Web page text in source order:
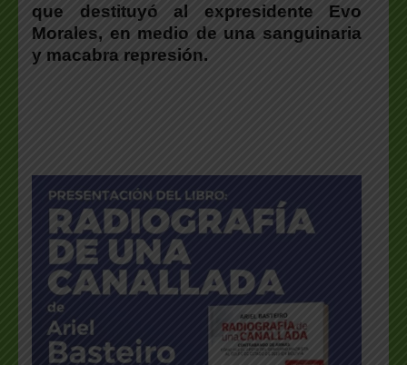
que destituyó al expresidente Evo
Morales, en medio de una sanguinaria
y macabra represión.